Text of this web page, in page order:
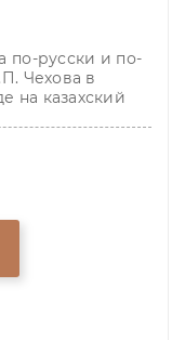
по-русски и по-
Чехова в
на казахский